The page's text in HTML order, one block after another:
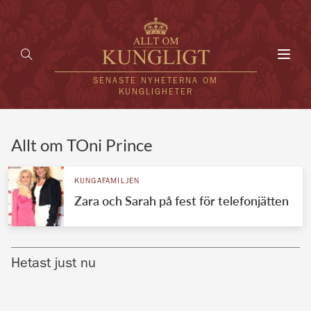
SENASTE NYHETERNA OM
KUNGLIGHETER
UTLÄNDSKT
VÄRLDENS KUNGAHUS
Allt om TOni Prince
KUNGAFAMILJEN
Zara och Sarah på fest för telefonjätten
Hetast just nu